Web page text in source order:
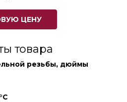
ЦЕНУ
товара
резьбы, дюймы